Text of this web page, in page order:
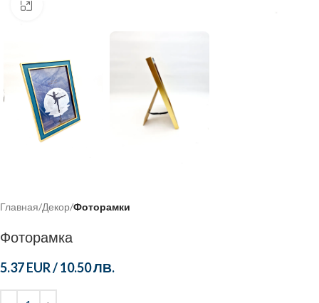
Главная Декор Фоторамки
Фоторамка
5.37 EUR/10.50 ЛВ.